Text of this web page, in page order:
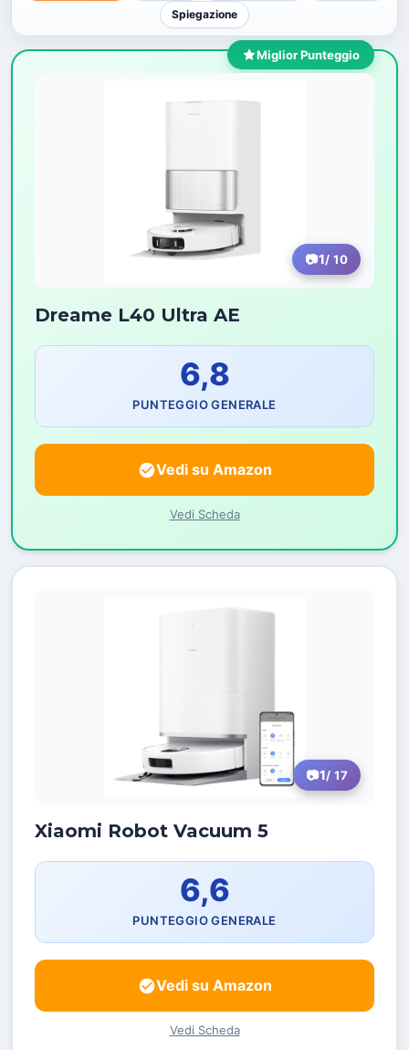
Spiegazione
Miglior Punteggio
1/ 10
Dreame L40 Ultra AE
6,8
PUNTEGGIO GENERALE
Vedi su Amazon
Vedi Scheda
1/ 17
Xiaomi Robot Vacuum 5
6,6
PUNTEGGIO GENERALE
Vedi su Amazon
Vedi Scheda